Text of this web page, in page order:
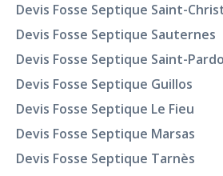
Devis Fosse Septique Saint-
Devis Fosse Septique Sauternes
Devis Fosse Septique Saint-
Devis Fosse Septique Guillos
Devis Fosse Septique Le Fieu
Devis Fosse Septique Marsas
Devis Fosse Septique Tarnès